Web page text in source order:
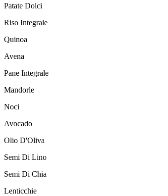
Patate Dolci
Riso Integrale
Quinoa
Avena
Pane Integrale
Mandorle
Noci
Avocado
Olio D'Oliva
Semi Di Lino
Semi Di Chia
Lenticchie